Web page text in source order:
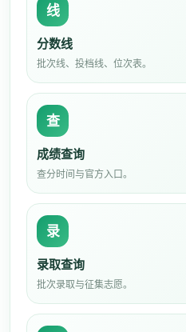
线
分数线
批次线、投档线、位次表。
查
成绩查询
查分时间与官方入口。
录
录取查询
批次录取与征集志愿。